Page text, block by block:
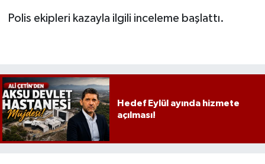
Polis ekipleri kazayla ilgili inceleme başlattı.
Hedef Eylül ayında hizmete
açılması!